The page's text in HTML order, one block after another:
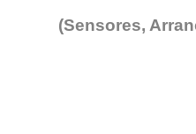
(Sensores,